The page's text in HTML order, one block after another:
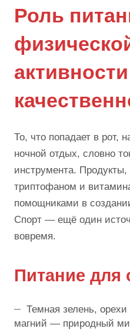
Роль
То, что попадает в рот,
ночной отдых, словно
инструмента.
триптофаном и
помощниками в
Спорт — ещё один
вовремя.
Питание для
Темная зелень,
магний — природный